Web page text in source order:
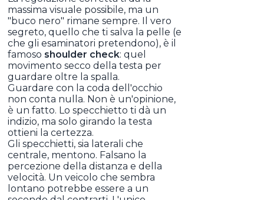
massima visuale possibile, ma un
"buco nero" rimane sempre. Il vero
segreto, quello che ti salva la pelle (e
che gli esaminatori pretendono), è il
famoso shoulder check: quel
movimento secco della testa per
guardare oltre la spalla.
Guardare con la coda dell'occhio
non conta nulla. Non è un'opinione,
è un fatto. Lo specchietto ti dà un
indizio, ma solo girando la testa
ottieni la certezza.
Gli specchietti, sia laterali che
centrale, mentono. Falsano la
percezione della distanza e della
velocità. Un veicolo che sembra
lontano potrebbe essere a un